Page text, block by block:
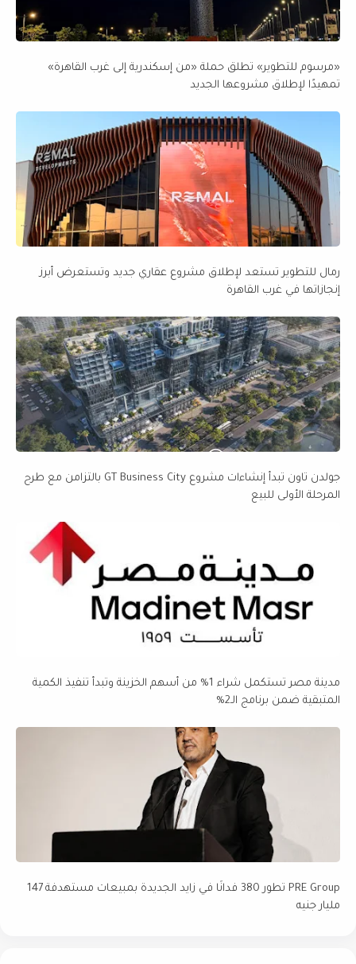
«مرسوم للتطوير» تطلق حملة «من إسكندرية إلى غرب القاهرة»
تمهيدًا لإطلاق مشروعها الجديد
رمال للتطوير تستعد لإطلاق مشروع عقاري جديد وتستعرض أبرز
إنجازاتها في غرب القاهرة
جولدن تاون تبدأ إنشاءات مشروع GT Business City بالتزامن مع طرح
المرحلة الأولى للبيع
مدينة مصر تستكمل شراء 1% من أسهم الخزينة وتبدأ تنفيذ الكمية
المتبقية ضمن برنامج الـ2%
PRE Group تطور 380 فدانًا في زايد الجديدة بمبيعات مستهدفة 147
مليار جنيه